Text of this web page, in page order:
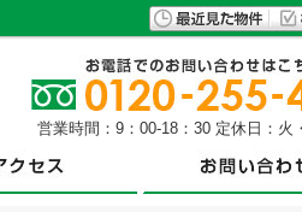
営業時間：9：00-18：30 定休日：火